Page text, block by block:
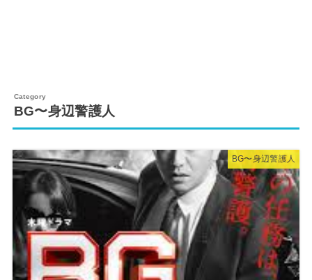
BG〜身辺警護人
BG〜身辺警護人